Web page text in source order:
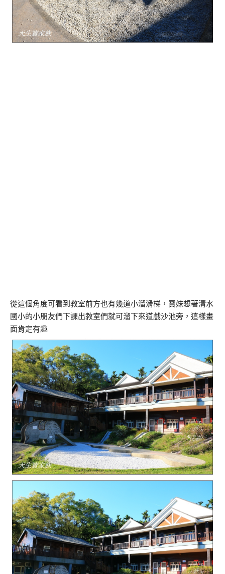
從這個角度可看到教室前方也有幾道小溜滑梯，寶妹想著清水
國小的小朋友們下課出教室們就可溜下來道戲沙池旁，這樣畫
面肯定有趣